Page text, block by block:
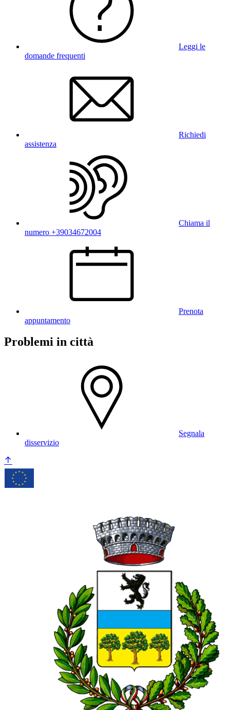
Leggi le
domande frequenti
Richiedi
assistenza
Chiama il
numero +39034672004
Prenota
appuntamento
Problemi in città
Segnala
disservizio